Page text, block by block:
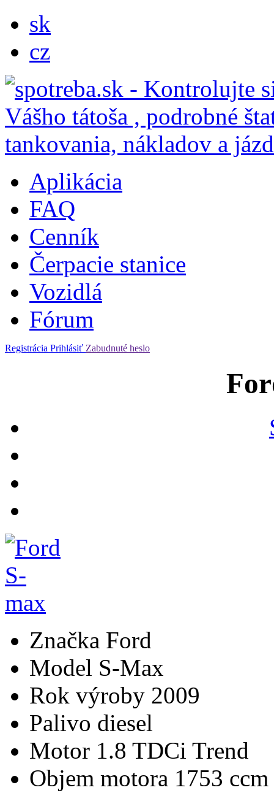
sk
cz
Aplikácia
FAQ
Cenník
Čerpacie stanice
Vozidlá
Fórum
Registrácia Prihlásiť Zabudnuté heslo
Značka Ford
Model S-Max
Rok výroby 2009
Palivo diesel
Motor 1.8 TDCi Trend
Objem motora 1753 ccm